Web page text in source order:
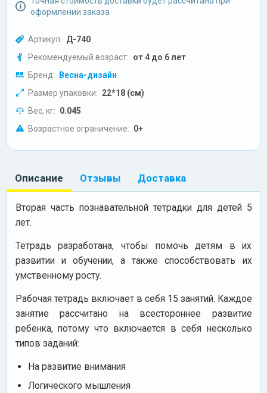
оформлении заказа
Артикул: Д-740
Рекомендуемый возраст: от 4 до 6 лет
Бренд: Весна-дизайн
Размер упаковки: 22*18 (см)
Вес, кг: 0.045
Возрастное ограничение: 0+
Описание Отзывы Доставка
Вторая часть познавательной тетрадки для детей 5
лет.
Тетрадь разработана, чтобы помочь детям в их
развитии и обучении, а также способствовать их
умственному росту.
Рабочая тетрадь включает в себя 15 занятий. Каждое
занятие рассчитано на всестороннее развитие
ребенка, потому что включается в себя несколько
типов заданий:
На развитие внимания
Логического мышления